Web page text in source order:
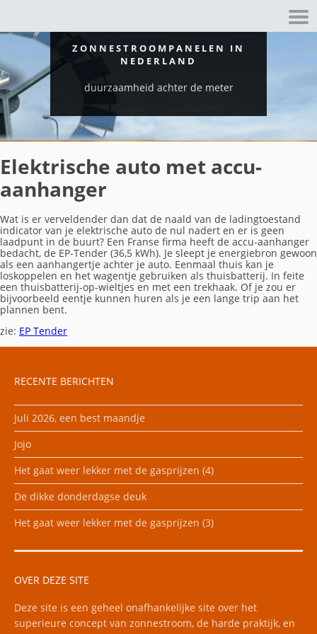
ZONNESTROOMPANELEN IN
NEDERLAND
duurzaamheid achter de meter
Elektrische auto met accu-
aanhanger
Wat is er verveldender dan dat de naald van de ladingtoestand
indicator van je elektrische auto de nul nadert en er is geen
laadpunt in de buurt? Een Franse firma heeft de accu-aanhanger
bedacht, de EP-Tender (36,5 kWh). Je sleept je energiebron gewoon
als een aanhangertje achter je auto. Eenmaal thuis kan je
loskoppelen en het wagentje gebruiken als thuisbatterij. In feite
een thuisbatterij-op-wieltjes en met een trekhaak. Of je zou er
bijvoorbeeld eentje kunnen huren als je een lange trip aan het
plannen bent.
zie: EP Tender
RECENTE BERICHTEN
Juli 2026, een best maandje
Jojo
Het gaat weer lekker met de gasprijzen (4)
De dikke donderdagse deuk
Het gaat weer lekker met de gasprijzen (3)
OVER DEZE SITE
Deze site is een geheel onafhankelijke site over het
superieure concept van zonnestroom, de harde praktijk, en